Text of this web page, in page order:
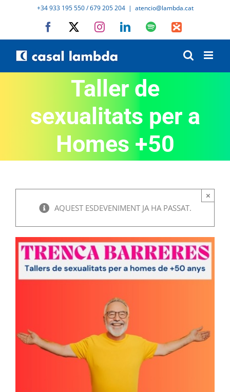
+34 933 195 550 / 679 205 204 | atencio@lambda.cat
Facebook InstagramLinkedInSpotifyIVoox
Taller de
sexualitats per a
Homes +50
AQUEST ESDEVENIMENT JA HA PASSAT.
×